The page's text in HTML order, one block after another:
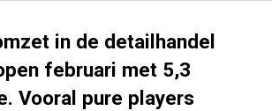
in de detailhandel
februari met 5,3
Vooral pure players